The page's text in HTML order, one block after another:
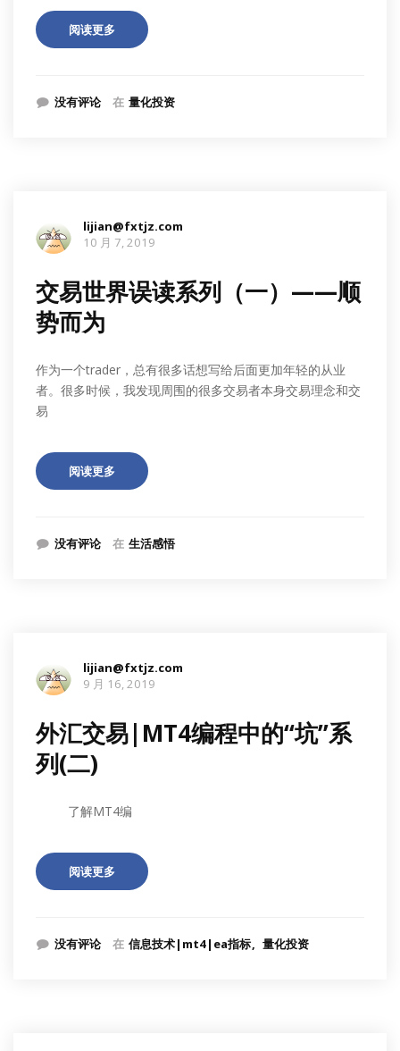
阅读更多
没有评论 在 量化投资
lijian@fxtjz.com
10 月 7, 2019
交易世界误读系列（一）——顺
势而为
作为一个trader，总有很多话想写给后面更加年轻的从业
者。很多时候，我发现周围的很多交易者本身交易理念和交
易
阅读更多
没有评论 在 生活感悟
lijian@fxtjz.com
9 月 16, 2019
外汇交易|MT4编程中的“坑”系
列(二)
了解MT4编
阅读更多
没有评论 在 信息技术|mt4|ea指标 量化投资